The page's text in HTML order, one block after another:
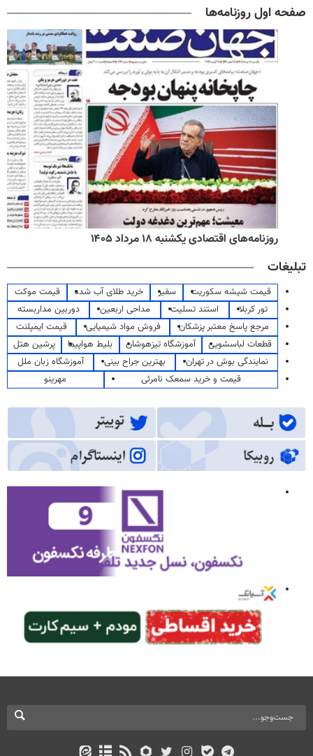
صفحه اول روزنامه‌ها
روزنامه‌های اقتصادی یکشنبه ۱۸ مرداد ۱۴۰۵
تبلیغات
قیمت شیشه سکوریت سفیر خرید طلای آب شده
قیمت موکت
تور کربلا
استند تسلیت مداحی اربعین
دوربین مداربسته
مرجع پاسخ معتبر پزشکان
فروش مواد شیمیایی
قیمت ایمپلنت
قطعات لباسشویی
آموزشگاه تیزهوشان بلیط هواپیما
پرشین هتل
نمایندگی بوش در تهران
بهترین جراح بینی
آموزشگاه زبان ملل
قیمت و خرید سمعک نامرئی
مهرینو